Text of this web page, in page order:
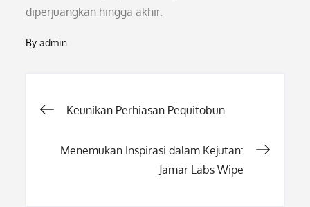
diperjuangkan hingga akhir.
Byadmin
Post
navigation
Keunikan Perhiasan Pequitobun
Menemukan Inspirasi dalam Kejutan:
Jamar Labs Wipe